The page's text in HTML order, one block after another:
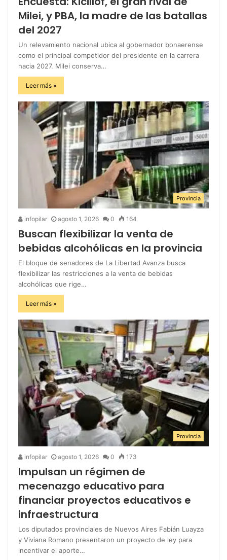
Milei, y PBA, la madre de las batallas
del 2027
Un relevamiento nacional ubica al gobernador bonaerense
como el principal competidor del presidente en la carrera
hacia 2027. Milei conserva…
Leer más »
Provincia
infopilar agosto 1, 2026 0 164
Buscan flexibilizar la venta de
bebidas alcohólicas en la provincia
El bloque de senadores de La Libertad Avanza busca
flexibilizar las restricciones a la venta de bebidas
alcohólicas que rige…
Leer más »
Provincia
infopilar agosto 1, 2026 0 173
Impulsan un régimen de
mecenazgo educativo para
financiar proyectos educativos e
infraestructura
Los diputados provinciales de Nuevos Aires Fabián Luayza
y Viviana Romano presentaron un proyecto de ley para
incentivar el aporte…